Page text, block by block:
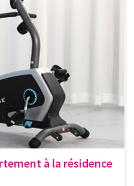
à la résidence